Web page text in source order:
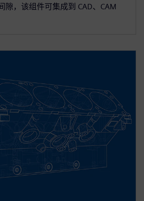
隙，该组件可集成到 CAD、CAM